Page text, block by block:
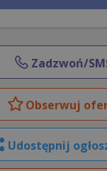
Zadzwoń/
Obserwuj
Udostępnij